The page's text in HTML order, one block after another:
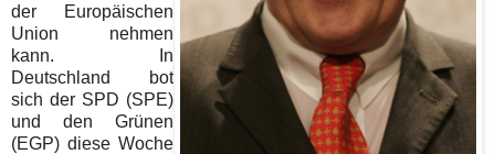
der Europäischen
Union nehmen
kann. In
Deutschland bot
sich der SPD (SPE)
und den Grünen
(EGP) diese Woche